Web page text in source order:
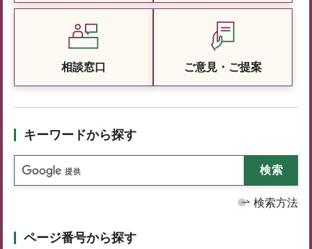
相談窓口 ご意見・ご提案
キーワードから探す
検索方法
ページ番号から探す